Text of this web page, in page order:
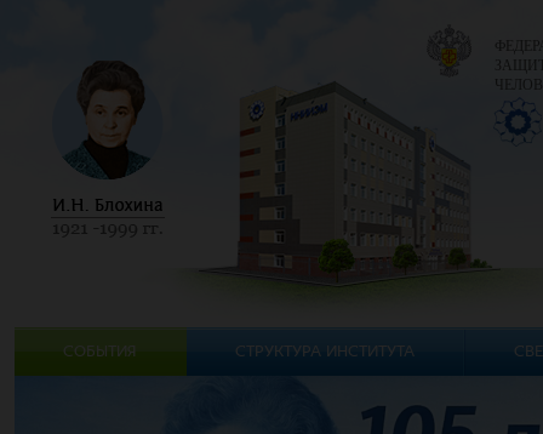
СОБЫТИЯ СТРУКТУРА ИНСТИТУТА